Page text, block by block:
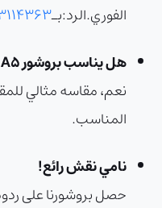
الفوري.الرد:بـ
هل يناسب بروشور A5 ثلاثي الطي القوائم؟
نعم، مقاسه مثالي
المناسب.
نامي نقش رائع!
حصل بروشورنا على